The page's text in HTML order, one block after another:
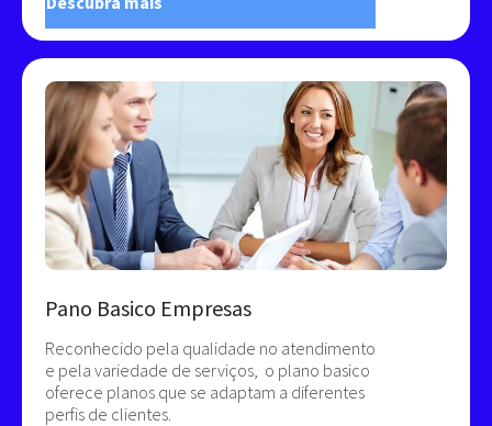
Pano Basico Empresas
Reconhecido pela qualidade no atendimento
e pela variedade de serviços, o plano basico
oferece planos que se adaptam a diferentes
perfis de clientes.